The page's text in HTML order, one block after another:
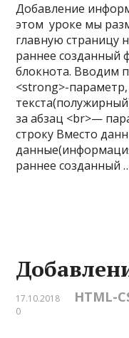
Добавление
этом уроке мы
главную страницу
раннее созданный
блокнота. Вводим
<strong>-
за абзац <br>—
строку Вместо
раннее созданный
17.10.2018 HTML-
0